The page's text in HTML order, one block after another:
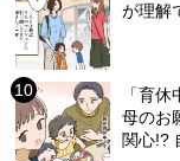
が理解
「育
母のお
関心!?